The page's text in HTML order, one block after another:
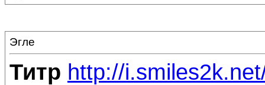
Эгле
Титр http://